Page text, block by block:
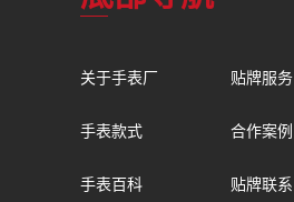
关于手表厂 贴牌服务
手表款式 合作案例
手表百科 贴牌联系